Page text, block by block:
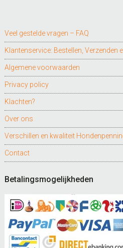
Veel gestelde vragen – FAQ
Klantenservice: Bestellen, Verzenden
Algemene voorwaarden
Privacy policy
Klachten?
Over ons
Verschillen en kwaliteit
Contact
Betalingsmogelijkheden